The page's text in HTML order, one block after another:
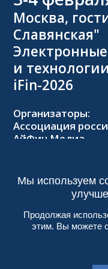
Москва,
Славянская"
и
iFin-2026
Организаторы:
Ассоциация
АйФин Медиа
Тел.: +7 (495)
©
Мы используем
Продолжая
этим. Вы можете